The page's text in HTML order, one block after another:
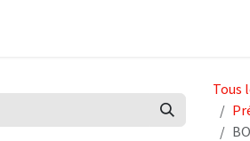
Tous